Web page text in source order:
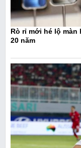
Rò rỉ mới hé lộ
20 năm